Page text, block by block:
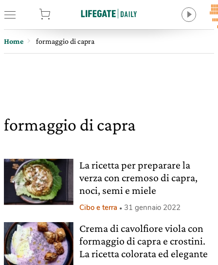
Home formaggio di capra
formaggio di capra
La ricetta per preparare la
verza con cremoso di capra,
noci, semi e miele
Cibo e terra 31 gennaio 2022
Crema di cavolfiore viola con
formaggio di capra e crostini.
La ricetta colorata ed elegante